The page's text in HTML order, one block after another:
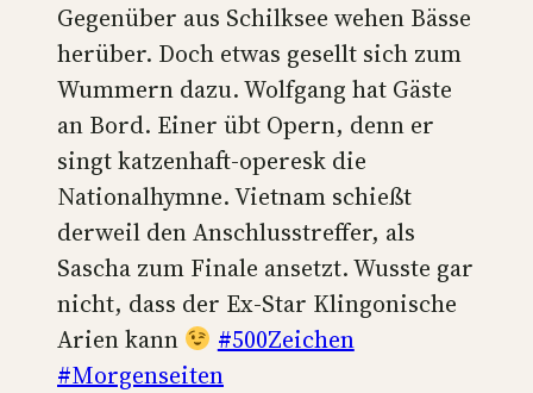
Gegenüber aus Schilksee wehen Bässe
herüber. Doch etwas gesellt sich zum
Wummern dazu. Wolfgang hat Gäste
an Bord. Einer übt Opern, denn er
singt katzenhaft-operesk die
Nationalhymne. Vietnam schießt
derweil den Anschlusstreffer, als
Sascha zum Finale ansetzt. Wusste gar
nicht, dass der Ex-Star Klingonische
Arien kann
#500Zeichen
#Morgenseiten